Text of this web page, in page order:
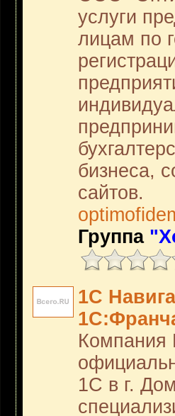
услуги
лицам по
бизнеса,
сайтов.
Группа
1С
Компания
1С в г.